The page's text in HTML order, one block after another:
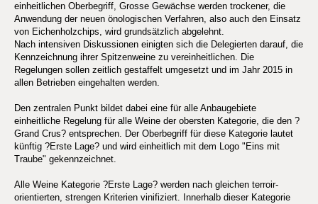
einheitlichen Oberbegriff, Grosse Gewächse werden trockener, die
Anwendung der neuen önologischen Verfahren, also auch den Einsatz
von Eichenholzchips, wird grundsätzlich abgelehnt.
Nach intensiven Diskussionen einigten sich die Delegierten darauf, die
Kennzeichnung ihrer Spitzenweine zu vereinheitlichen. Die
Regelungen sollen zeitlich gestaffelt umgesetzt und im Jahr 2015 in
allen Betrieben eingehalten werden.
Den zentralen Punkt bildet dabei eine für alle Anbaugebiete
einheitliche Regelung für alle Weine der obersten Kategorie, die den ?
Grand Crus? entsprechen. Der Oberbegriff für diese Kategorie lautet
künftig ?Erste Lage? und wird einheitlich mit dem Logo "Eins mit
Traube" gekennzeichnet.
Alle Weine Kategorie ?Erste Lage? werden nach gleichen terroir-
orientierten, strengen Kriterien vinifiziert. Innerhalb dieser Kategorie